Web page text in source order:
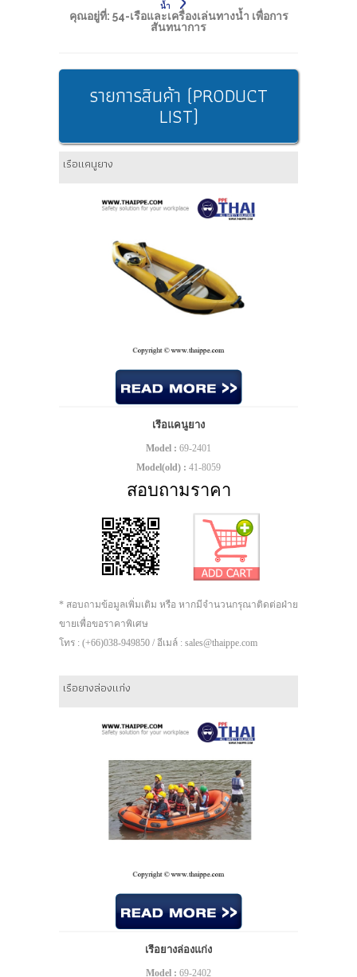
น้ำ
คุณอยู่ที่: 54-เรือและเครื่องเล่นทางน้ำ เพื่อการ
สันทนาการ
รายการสินค้า (PRODUCT
LIST)
เรือแคนูยาง
เรือแคนูยาง
Model : 69-2401
Model(old) : 41-8059
สอบถามราคา
* สอบถามข้อมูลเพิ่มเติม หรือ หากมีจำนวนกรุณาติดต่อฝ่าย
ขายเพื่อขอราคาพิเศษ
โทร : (+66)038-949850 / อีเมล์ : sales@thaippe.com
เรือยางล่องแก่ง
เรือยางล่องแก่ง
Model : 69-2402